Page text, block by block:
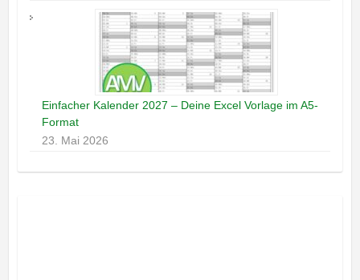
Einfacher Kalender 2027 – Deine Excel Vorlage im A5-
Format
23. Mai 2026